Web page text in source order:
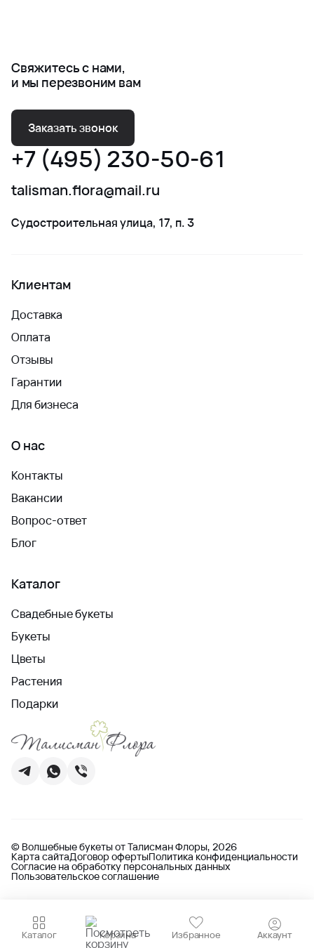
Каталог Корзина Избранное Аккаунт
Свяжитесь с нами,
и мы перезвоним вам
Заказать звонок
+7 (495) 230-50-61
talisman.flora@mail.ru
Судостроительная улица, 17, п. 3
Клиентам
Доставка
Оплата
Отзывы
Гарантии
Для бизнеса
О нас
Контакты
Вакансии
Вопрос-ответ
Блог
Каталог
Свадебные букеты
Букеты
Цветы
Растения
Подарки
© Волшебные букеты от Талисман Флоры, 2026
Карта сайтаДоговор офертыПолитика конфиденциальности
Согласие на обработку персональных данных
Пользовательское соглашение